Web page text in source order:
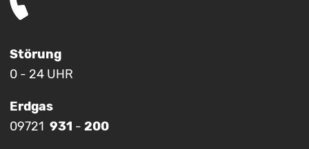
Störung
0 - 24 UHR
Erdgas
09721 931 - 200